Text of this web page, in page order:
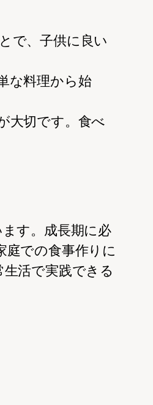
で、子供に良い
な料理から始
大切です。食べ
す。成長期に必
での食事作りに
活で実践できる